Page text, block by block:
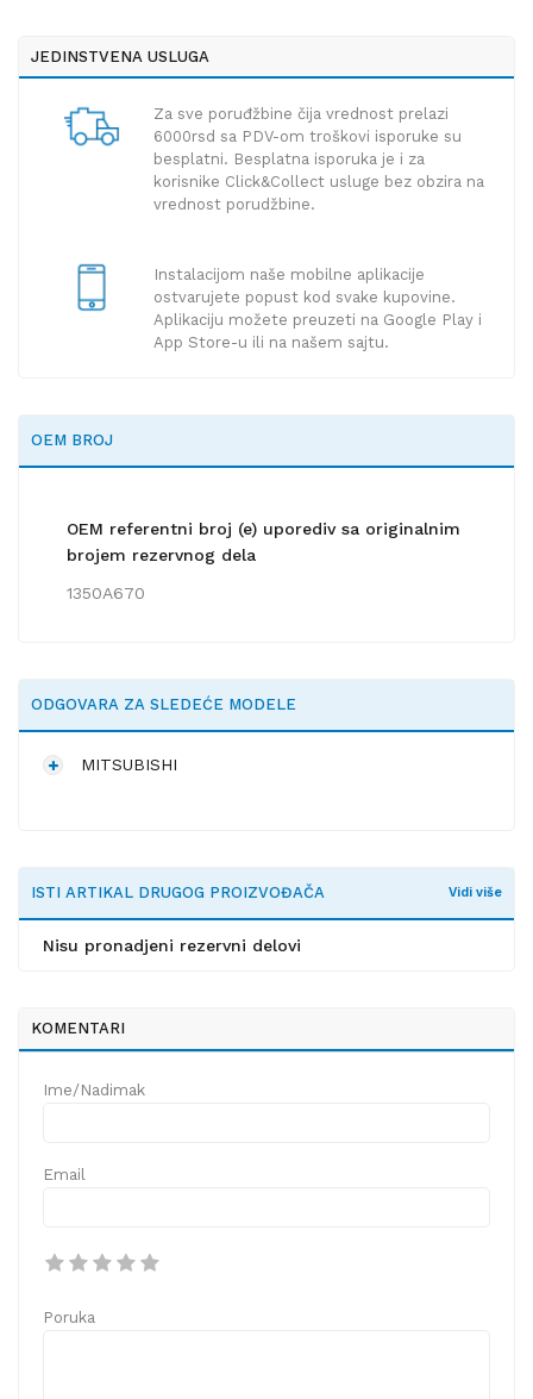
JEDINSTVENA USLUGA
Za sve poruđžbine čija vrednost prelazi
6000rsd sa PDV-om troškovi isporuke su
besplatni. Besplatna isporuka je i za
korisnike Click&Collect usluge bez obzira na
vrednost porudžbine.
Instalacijom naše mobilne aplikacije
ostvarujete popust kod svake kupovine.
Aplikaciju možete preuzeti na Google Play i
App Store-u ili na našem sajtu.
OEM BROJ
OEM referentni broj (e) uporediv sa originalnim
brojem rezervnog dela
1350A670
ODGOVARA ZA SLEDEĆE MODELE
MITSUBISHI
ISTI ARTIKAL DRUGOG PROIZVOĐAČA Vidi više
Nisu pronadjeni rezervni delovi
KOMENTARI
Ime/Nadimak
Email
Poruka